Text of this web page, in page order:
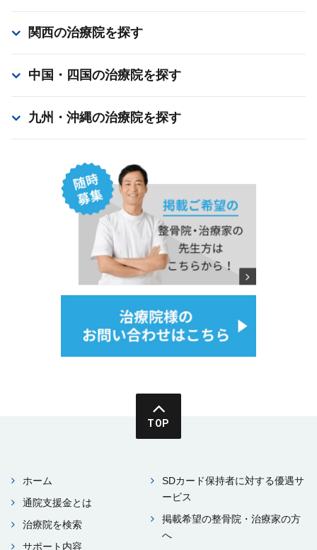
関西の治療院を探す
中国・四国の治療院を探す
九州・沖縄の治療院を探す
TOP
ホーム
通院⽀援⾦とは
治療院を検索
サポート内容
SDカード保持者に対する優遇サ
ービス
掲載希望の整⾻院・治療家の⽅
へ